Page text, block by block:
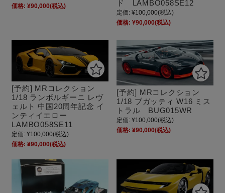
価格: ¥90,000(税込) ド LAMBO058SE12
定価: ¥100,000(税込)
価格: ¥90,000(税込)
[予約] MRコレクション
1/18 ランボルギーニ レヴ
ェルト 中国20周年記念 イ
ンティイエロー
LAMBO058SE11
定価: ¥100,000(税込)
価格: ¥90,000(税込)
[予約] MRコレクション
1/18 ブガッティ W16 ミス
トラル BUG015WR
定価: ¥100,000(税込)
価格: ¥90,000(税込)